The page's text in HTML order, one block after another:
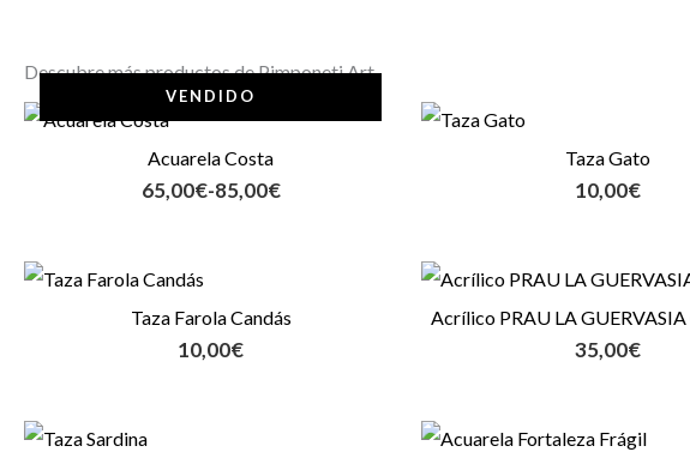
Descubre más productos de Pimponeti Art
VENDIDO
Acuarela Costa
65,00€-85,00€
precios:
desde
Taza Gato
10,00€
Taza Farola Candás
10,00€
Acrílico PRAU LA
35,00€
Rango